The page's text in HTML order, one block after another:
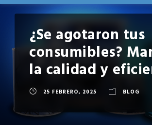
¿Se agotaron tus
consumibles?
la calidad y
25 FEBRERO, 2025 BLOG